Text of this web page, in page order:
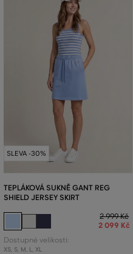
SLEVA -30%
TEPLÁKOVÁ SUKNĚ GANT REG
SHIELD JERSEY SKIRT
2 999 Kč
2 099 Kč
Dostupné velikosti:
XS, S, M L XL